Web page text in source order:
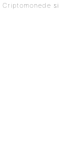
Criptomonede si